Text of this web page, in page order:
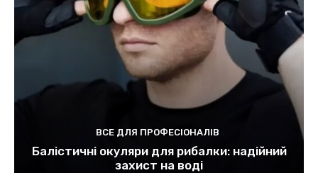
ВСЕ ДЛЯ ПРОФЕСІОНАЛІВ
Балістичні окуляри для рибалки: надійний
захист на воді